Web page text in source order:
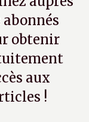
abonnés
obtenir
aux
!